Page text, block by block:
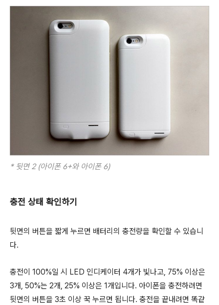
* 뒷면 2 (아이폰 6+와 아이폰 6)
충전 상태 확인하기
뒷면의 버튼을 짧게 누르면 배터리의 충전량을 확인할 수 있습니
다.
충전이 100%일 시 LED 인디케이터 4개가 빛나고, 75% 이상은
3개, 50%는 2개, 25% 이상은 1개입니다. 아이폰을 충전하려면
뒷면의 버튼을 3초 이상 꾹 누르면 됩니다. 충전을 끝내려면 똑같